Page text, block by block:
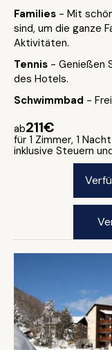
Families - Mit
sind, um die ganze
Aktivitäten.
Tennis - Genießen
des Hotels.
Schwimmbad -
ab211€
für 1 Zimmer, 1 Nacht
inklusive Steuern